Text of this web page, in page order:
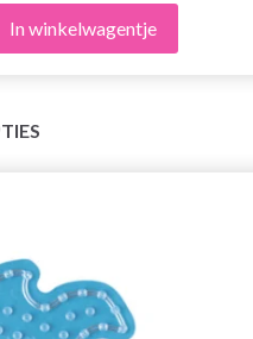
In winkelwagentje